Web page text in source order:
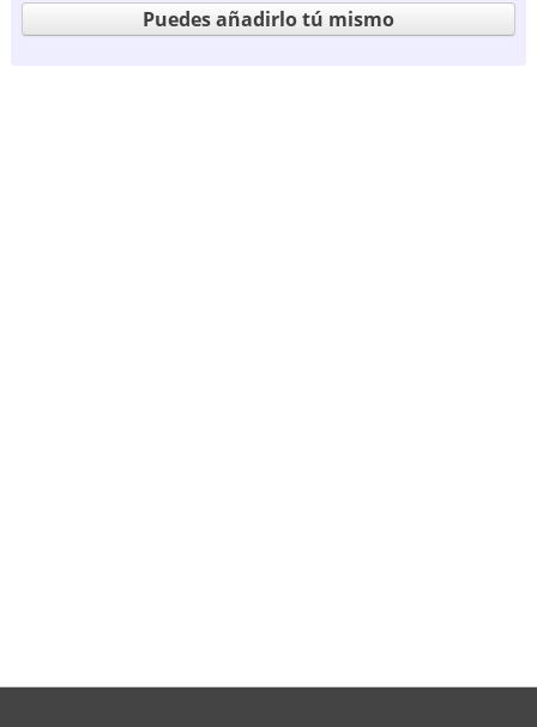
Puedes añadirlo tú mismo